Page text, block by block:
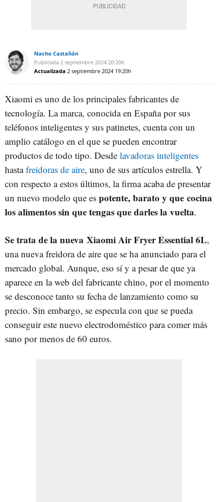
Nacho Castañón
Publicada 2 septiembre 2024 20:20h
Actualizada 2 septiembre 2024 19:20h
Xiaomi es uno de los principales fabricantes de
tecnología. La marca, conocida en España por sus
teléfonos inteligentes y sus patinetes, cuenta con un
amplio catálogo en el que se pueden encontrar
productos de todo tipo. Desde lavadoras inteligentes
hastafreidoras de aire, uno de sus artículos estrella. Y
con respecto a estos últimos, la firma acaba de presentar
un nuevo modelo que es potente, barato y que cocina
los alimentos sin que tengas que darles la vuelta.
Se trata de la nueva Xiaomi Air Fryer Essential 6L,
una nueva freidora de aire que se ha anunciado para el
mercado global. Aunque, eso sí y a pesar de que ya
aparece en la web del fabricante chino, por el momento
se desconoce tanto su fecha de lanzamiento como su
precio. Sin embargo, se especula con que se pueda
conseguir este nuevo electrodoméstico para comer más
sano por menos de 60 euros.